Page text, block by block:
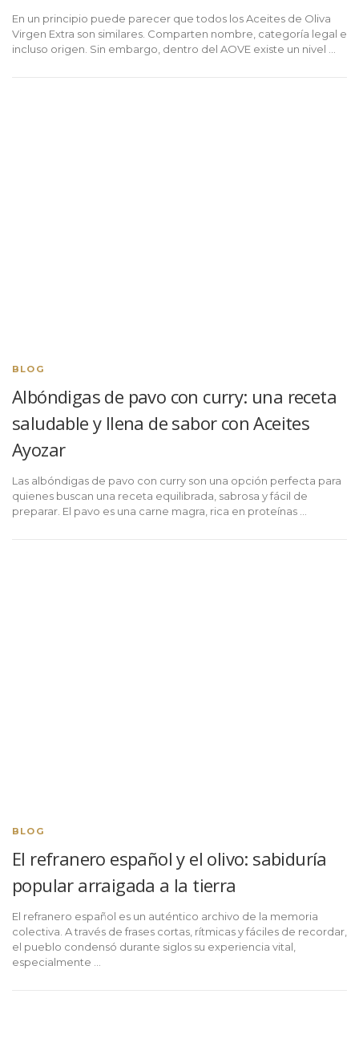
En un principio puede parecer que todos los Aceites de Oliva
Virgen Extra son similares. Comparten nombre, categoría legal e
incluso origen. Sin embargo, dentro del AOVE existe un nivel …
BLOG
Albóndigas de pavo con curry: una receta
saludable y llena de sabor con Aceites
Ayozar
Las albóndigas de pavo con curry son una opción perfecta para
quienes buscan una receta equilibrada, sabrosa y fácil de
preparar. El pavo es una carne magra, rica en proteínas …
BLOG
El refranero español y el olivo: sabiduría
popular arraigada a la tierra
El refranero español es un auténtico archivo de la memoria
colectiva. A través de frases cortas, rítmicas y fáciles de recordar,
el pueblo condensó durante siglos su experiencia vital,
especialmente …